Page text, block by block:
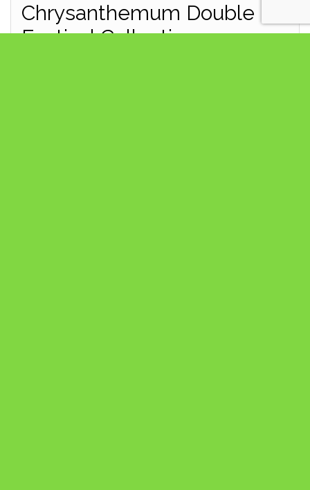
Chrysanthemum Double
Festival Collection